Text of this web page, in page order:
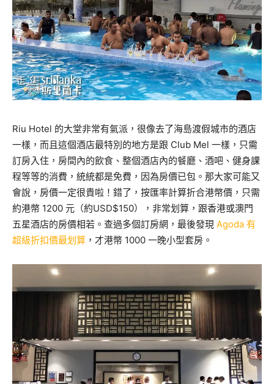
Riu Hotel 的大堂非常有氣派，很像去了海島渡假城市的酒店
一樣，而且這個酒店最特別的地方是跟 Club Mel 一樣，只需
訂房入住，房間內的飲食、整個酒店內的餐廳、酒吧、健身課
程等等的消費，統統都是免費，因為房價已包。那大家可能又
會說，房價一定很貴啦！錯了，按匯率計算折合港幣價，只需
約港幣 1200 元（約USD$150），非常划算，跟香港或澳門
五星酒店的房價相若。查過多個訂房網，最後發現 Agoda 有
超級折扣價最划算 ，才港幣 1000 一晚小型套房。